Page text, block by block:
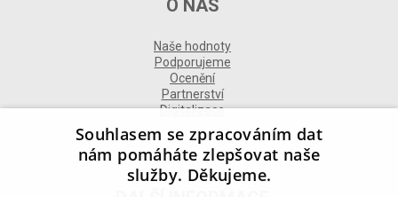
O NÁS
Naše hodnoty
Podporujeme
Ocenění
Partnerství
Digitalizace
Souhlasem se zpracováním dat
nám pomáháte zlepšovat naše
služby. Děkujeme.